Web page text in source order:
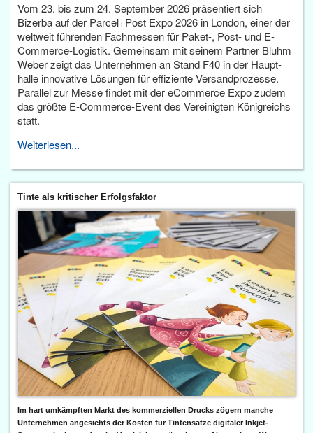
Vom 23. bis zum 24. September 2026 präsentiert sich
Bizerba auf der Parcel+Post Expo 2026 in London, einer der
weltweit führenden Fachmessen für Paket-, Post- und E-
Commerce-Logistik. Gemeinsam mit seinem Partner Bluhm
Weber zeigt das Unternehmen an Stand F40 in der Haupt­
halle innovative Lösungen für effiziente Versandprozesse.
Parallel zur Messe findet mit der eCommerce Expo zudem
das größte E-Commerce-Event des Vereinigten Königreichs
statt.
Weiterlesen...
Tinte als kritischer Erfolgsfaktor
Im hart umkämpften Markt des kommerziellen Drucks zögern manche
Unternehmen angesichts der Kosten für Tintensätze digitaler Inkjet-